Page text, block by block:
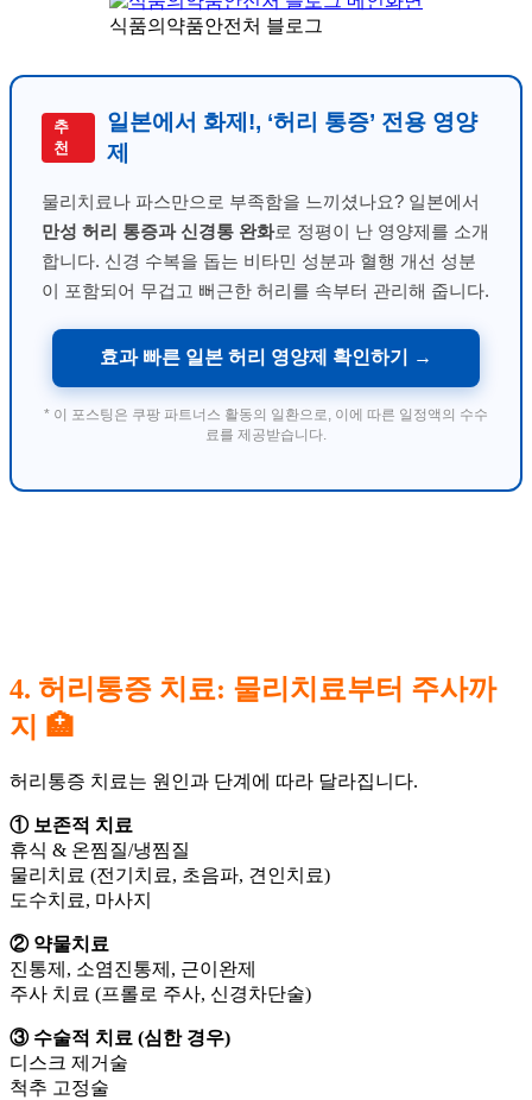
식품의약품안전처 블로그
추
천
일본에서 화제!, ‘허리 통증’ 전용 영양
제
물리치료나 파스만으로 부족함을 느끼셨나요? 일본에서
만성 허리 통증과 신경통 완화로 정평이 난 영양제를 소개
합니다. 신경 수복을 돕는 비타민 성분과 혈행 개선 성분
이 포함되어 무겁고 뻐근한 허리를 속부터 관리해 줍니다.
효과 빠른 일본 허리 영양제 확인하기 →
* 이 포스팅은 쿠팡 파트너스 활동의 일환으로, 이에 따른 일정액의 수수
료를 제공받습니다.
4. 허리통증 치료: 물리치료부터 주사까
지 🏥
허리통증 치료는 원인과 단계에 따라 달라집니다.
① 보존적 치료
휴식 & 온찜질/냉찜질
물리치료 (전기치료, 초음파, 견인치료)
도수치료, 마사지
② 약물치료
진통제, 소염진통제, 근이완제
주사 치료 (프롤로 주사, 신경차단술)
③ 수술적 치료 (심한 경우)
디스크 제거술
척추 고정술